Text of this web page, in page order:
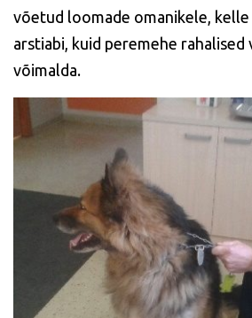
võetud loomade omanikele, kelle
arstiabi, kuid peremehe rahalised
võimalda.